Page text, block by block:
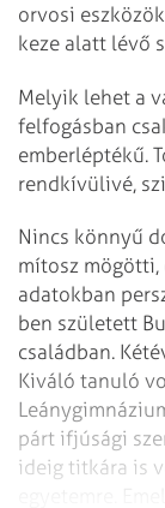
orvosi
keze alatt lévő
Melyik lehet a
felfogásban
emberléptékű.
rendkívülivé,
Nincs könnyű
mítosz mögötti,
adatokban
ben született
családban.
Kiváló tanuló
párt ifjúsági
ideig titkára is